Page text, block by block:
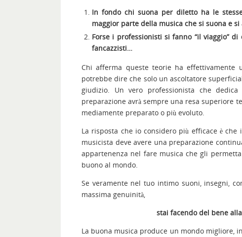
In fondo chi suona per diletto ha le
maggior parte della musica che si suona e
Forse i professionisti si fanno “il viaggio”
fancazzisti…
Chi afferma queste teorie ha effettivamente
potrebbe dire che solo un ascoltatore
giudizio. Un vero professionista che
preparazione avrà sempre una resa superiore
mediamente preparato o più evoluto.
La risposta che io considero più efficace è
musicista deve avere una preparazione
appartenenza nel fare musica che gli
buono al mondo.
Se veramente nel tuo intimo suoni, insegni,
massima genuinità,
stai facendo del bene
La buona musica produce un mondo migliore,